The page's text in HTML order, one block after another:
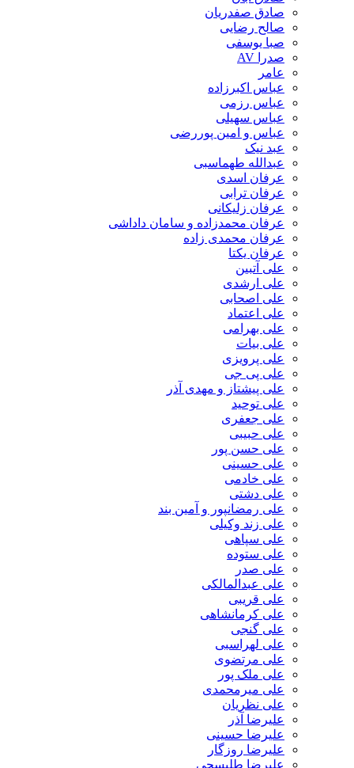
صادق صفدریان
صالح رضایی
صبا یوسفی
صدرا AV
عامر
عباس اکبرزاده
عباس رزمی
عباس سهیلی
عباس و امین پوررضی
عبد نیک
عبدالله طهماسبی‎
عرفان اسدی
عرفان ترابی
عرفان زلیکانی
عرفان محمدزاده و سامان داداشی
عرفان محمدی زاده
عرفان یکتا
علی آتبین
علی ارشدی
علی اصحابی
علی اعتماد
علی بهرامی
علی بیات
علی پرویزی
علی پی جی
علی پیشتاز و مهدی آذر
علی توحید
علی جعفری
علی حبیبی
علی حسن پور
علی حسینی
علی خادمی
علی دشتی
علی رمضانپور و آمین بند
علی زند وکیلی
علی سپاهی
علی ستوده
علی صدر
علی عبدالمالکی
علی قریبی
علی کرمانشاهی
علی گنجی
علی لهراسبی
علی مرتضوی
علی ملک پور
علی میرمحمدی
علی نظریان
علیرضا آذر
علیرضا حسینی
علیرضا روزگار
علیرضا طلیسچی